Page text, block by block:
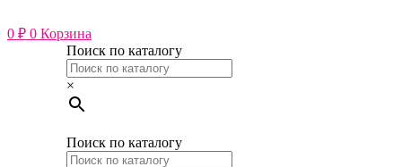
к
содержимому
0 ₽ 0 Корзина
Поиск по каталогу
×
Поиск по каталогу